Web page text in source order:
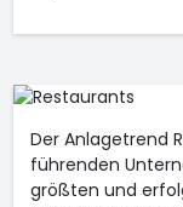
Der Anlagetrend
führenden
größten und